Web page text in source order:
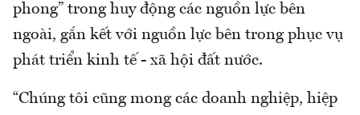
phong” trong huy động các nguồn lực bên
ngoài, gắn kết với nguồn lực bên trong phục vụ
phát triển kinh tế - xã hội đất nước.
“Chúng tôi cũng mong các doanh nghiệp, hiệp